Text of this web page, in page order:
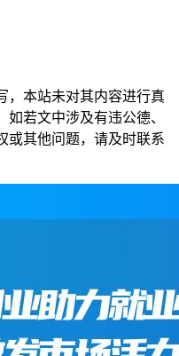
，本站未对其内容进行真
若文中涉及有违公德、
或其他问题，请及时联系